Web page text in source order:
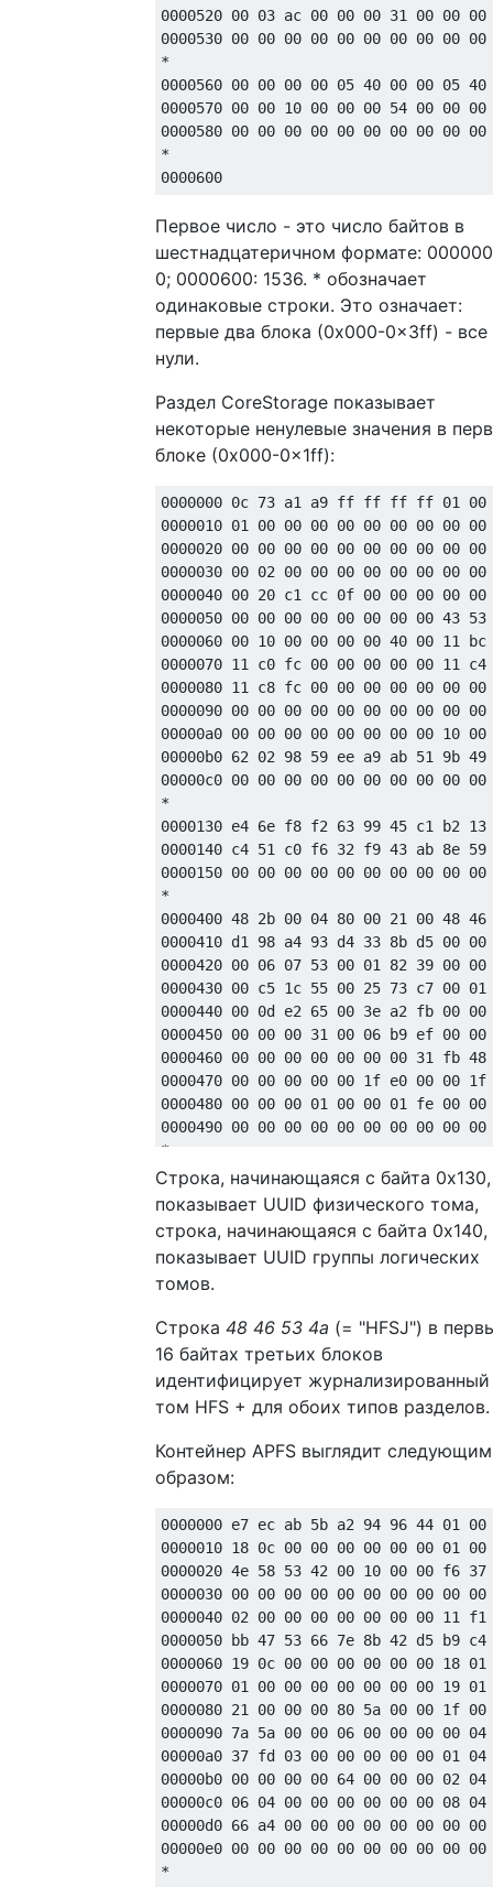
0000520 00 03 ac 00 00 00 31 00 00
0000530 00 00 00 00 00 00 00 00 00
*
0000560 00 00 00 00 05 40 00 00 05
0000570 00 00 10 00 00 00 54 00 00
0000580 00 00 00 00 00 00 00 00 00
*
Первое число - это число байтов в
шестнадцатеричном формате:
0; 0000600: 1536. * обозначает
одинаковые строки. Это означает:
первые два блока (0x000-0x3ff) - все
нули.
Раздел CoreStorage показывает
некоторые ненулевые значения в
блоке (0x000-0x1ff):
0000000 0c 73 a1 a9 ff ff ff ff 01 00
0000010 01 00 00 00 00 00 00 00 00
0000020 00 00 00 00 00 00 00 00 00
0000030 00 02 00 00 00 00 00 00 00
0000040 00 20 c1 cc 0f 00 00 00 00
0000050 00 00 00 00 00 00 00 00 43
0000060 00 10 00 00 00 00 40 00 11
0000070 11 c0 fc 00 00 00 00 00 11
0000080 11 c8 fc 00 00 00 00 00 00
0000090 00 00 00 00 00 00 00 00 00
00000a0 00 00 00 00 00 00 00 00 10
00000b0 62 02 98 59 ee a9 ab 51 9b
00000c0 00 00 00 00 00 00 00 00 00
*
0000130 e4 6e f8 f2 63 99 45 c1 b2
0000140 c4 51 c0 f6 32 f9 43 ab 8e
0000150 00 00 00 00 00 00 00 00 00
*
0000400 48 2b 00 04 80 00 21 00 48
0000410 d1 98 a4 93 d4 33 8b d5 00
0000420 00 06 07 53 00 01 82 39 00
0000430 00 c5 1c 55 00 25 73 c7 00
0000440 00 0d e2 65 00 3e a2 fb 00
0000450 00 00 00 31 00 06 b9 ef 00
0000460 00 00 00 00 00 00 00 31 fb
0000470 00 00 00 00 00 1f e0 00 00
0000480 00 00 00 01 00 00 01 fe 00
0000490 00 00 00 00 00 00 00 00 00
*
00004c0 00 00 00 00 00 60 00 00 00
00004d0 00 00 0a 00 00 00 06 00 00
00004e0 00 00 00 00 00 00 00 00 00
*
0000510 00 00 00 00 0e 40 00 00 01
0000520 00 00 10 00 00 00 e4 00 00
*
0000560 00 00 00 00 11 d0 00 00 01
0000570 00 02 80 00 00 00 72 00 00
0000580 00 15 c5 aa 00 00 13 00 00
00005a0 00 1c 34 70 00 00 13 00 00
00005b0 00 00 00 00 00 00 00 00 00
Строка, начинающаяся с байта 0x130,
показывает UUID физического тома,
строка, начинающаяся с байта 0x140,
показывает UUID группы логических
томов.
Строка 48 46 53 4a (= "HFSJ") в
16 байтах третьих блоков
идентифицирует журнализированный
том HFS + для обоих типов разделов.
Контейнер APFS выглядит следующим
образом:
0000000 e7 ec ab 5b a2 94 96 44 01
0000010 18 0c 00 00 00 00 00 00 01
0000020 4e 58 53 42 00 10 00 00 f6
0000030 00 00 00 00 00 00 00 00 00
0000040 02 00 00 00 00 00 00 00 11
0000050 bb 47 53 66 7e 8b 42 d5 b9
0000060 19 0c 00 00 00 00 00 00 18
0000070 01 00 00 00 00 00 00 00 19
0000080 21 00 00 00 80 5a 00 00 1f
0000090 7a 5a 00 00 06 00 00 00 00
00000a0 37 fd 03 00 00 00 00 00 01
00000b0 00 00 00 00 64 00 00 00 02
00000c0 06 04 00 00 00 00 00 00 08
00000d0 66 a4 00 00 00 00 00 00 00
00000e0 00 00 00 00 00 00 00 00 00
*